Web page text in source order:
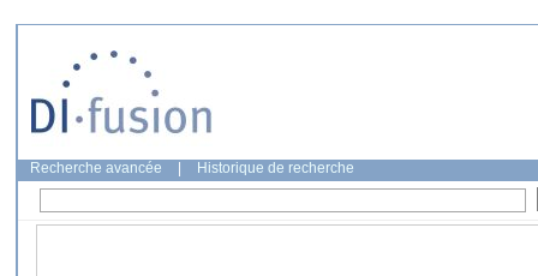
Recherche avancée Historique de recherche